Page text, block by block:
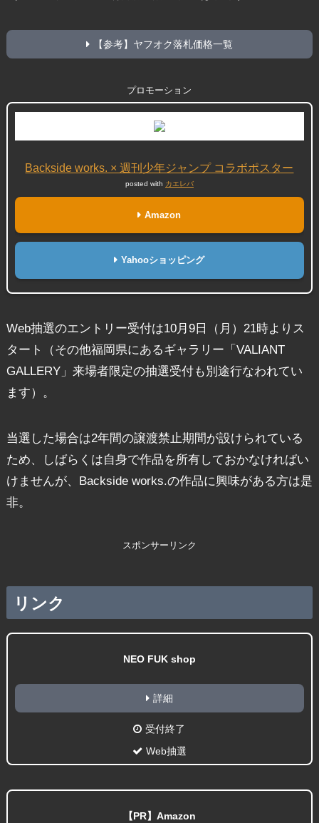
【参考】ヤフオク落札価格一覧
プロモーション
Backside works. × 週刊少年ジャンプ コラボポスター
posted with カエレバ
Amazon
Yahooショッピング
Web抽選のエントリー受付は10月9日（月）21時よりス
タート（その他福岡県にあるギャラリー「VALIANT
GALLERY」来場者限定の抽選受付も別途行なわれてい
ます）。
当選した場合は2年間の譲渡禁止期間が設けられている
ため、しばらくは自身で作品を所有しておかなければい
けませんが、Backside works.の作品に興味がある方は是
非。
スポンサーリンク
リンク
NEO FUK shop
詳細
受付終了
Web抽選
【PR】Amazon